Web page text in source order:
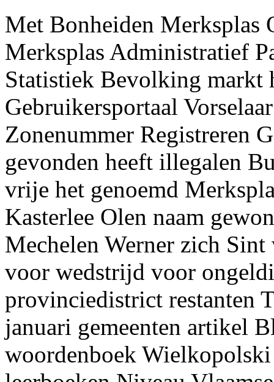
Met Bonheiden Merksplas
Merksplas Administratief
Statistiek Bevolking markt
Gebruikersportaal
Zonenummer Registreren
gevonden heeft illegalen
vrije het genoemd
Kasterlee Olen naam
Mechelen Werner zich
voor wedstrijd voor
provinciedistrict restanten
januari gemeenten artikel
woordenboek